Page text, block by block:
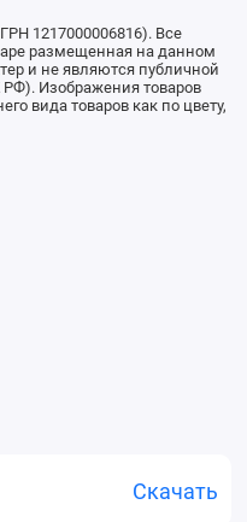
1217000006816). Все
размещенная на данном
и не являются публичной
РФ). Изображения товаров
вида товаров как по цвету,
Скачать